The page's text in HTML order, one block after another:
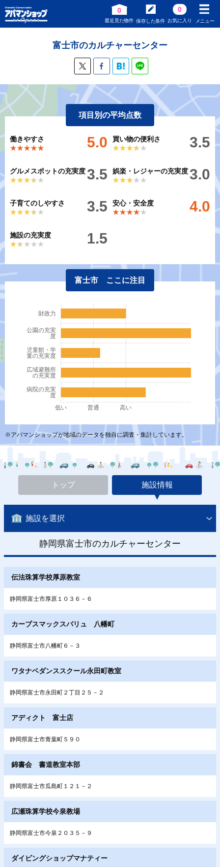
0
最近見た物件 保存した条件
0
お気に入り メニュー
富士市のカルチャーセンター
項目別の平均点数
働きやすさ
★★★★★
★★★★★ 5.0
買い物の便利さ
★★★★★
★★★★★ 3.5
グルメスポットの充実度
★★★★★
★★★★★ 3.5
娯楽・レジャーの充実度
★★★★★
★★★★★ 3.0
子育てのしやすさ
★★★★★
★★★★★ 3.5
安心・安全度
★★★★★
★★★★★ 4.0
施設の充実度
★★★★★
★★★★★ 1.5
富士市 ここに注目
病院の充実
度
広域避難所
の充実度
児童館・学
童の充実度
公園の充実
度
財政力
低い 普通 高い
※アパマンショップが地域のデータを独自に調査・集計しています。
トップ 施設情報
施設を選択
静岡県富士市のカルチャーセンター
伝法珠算学校厚原教室
静岡県富士市厚原１０３６－６
カーブスマックスバリュ 八幡町
静岡県富士市八幡町６－３
ワタナベダンススクール永田町教室
静岡県富士市永田町２丁目２５－２
アディクト 富士店
静岡県富士市青葉町５９０
錦書会 書道教室本部
静岡県富士市瓜島町１２１－２
広瀬珠算学校今泉教場
静岡県富士市今泉２０３５－９
ダイビングショップマナティー